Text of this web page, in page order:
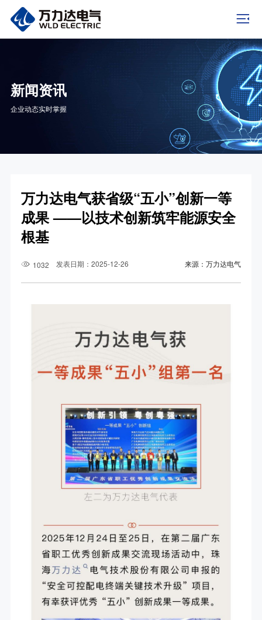
新闻资讯
企业动态实时掌握
万力达电气获省级“五小”创新一等
成果 ——以技术创新筑牢能源安全
根基
1032 发表日期：2025-12-26 来源：万力达电气